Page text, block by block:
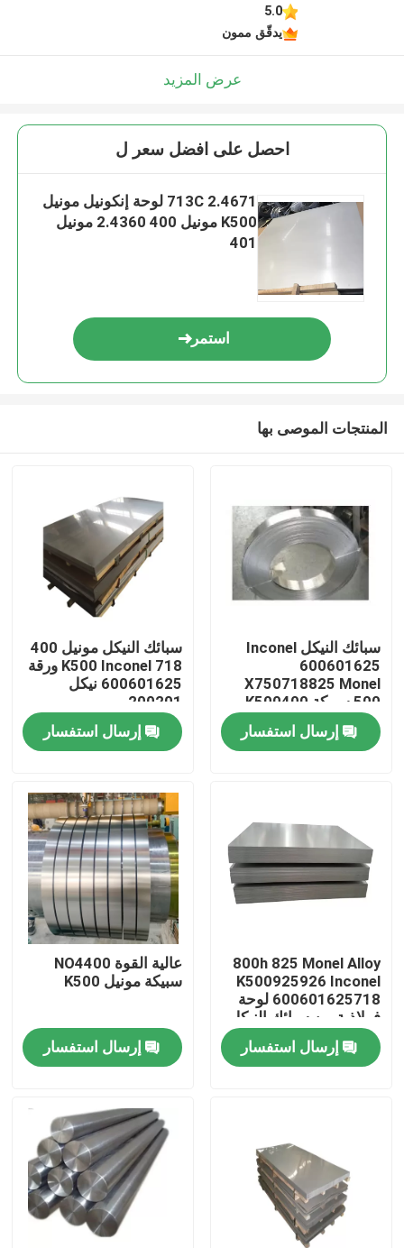
مسكن
معلومات عنا
جولة في المعمل
اتصل بنا
مادة Inconel 600
مادة Incoloy 800
5.0
يدقّق ممون
عرض المزيد
احصل على افضل سعر ل
713C 2.4671 لوحة إنكونيل مونيل
K500 مونيل 400 2.4360 مونيل
401
استمر
المنتجات الموصى بها
سبائك النيكل Inconel
600601625
X750718825 Monel
500 سبيكة K500400
C276 C22 قضيب دائري
أنبوب أنبوبإرسال استفسار
سبائك النيكل مونيل 400
K500 Inconel 718 ورقة
600601625 نيكل
200201
إرسال استفسار
800h 825 Monel Alloy
K500925926 Inconel
600601625718 لوحة
فولاذية من سبائك النيكل
إرسال استفسار
عالية القوة NO4400
سبيكة مونيل K500
إرسال استفسار